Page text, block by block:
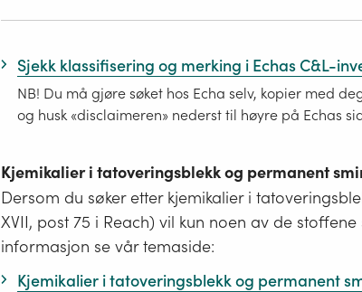
Sjekk klassifisering og merking i Echas C&L-
NB! Du må gjøre søket hos Echa selv, kopier med
og husk «disclaimeren» nederst til høyre på Echas
Kjemikalier i tatoveringsblekk og permanent
Dersom du søker etter kjemikalier i
XVII, post 75 i Reach) vil kun noen av de
informasjon se vår temaside:
Kjemikalier i tatoveringsblekk og permanent